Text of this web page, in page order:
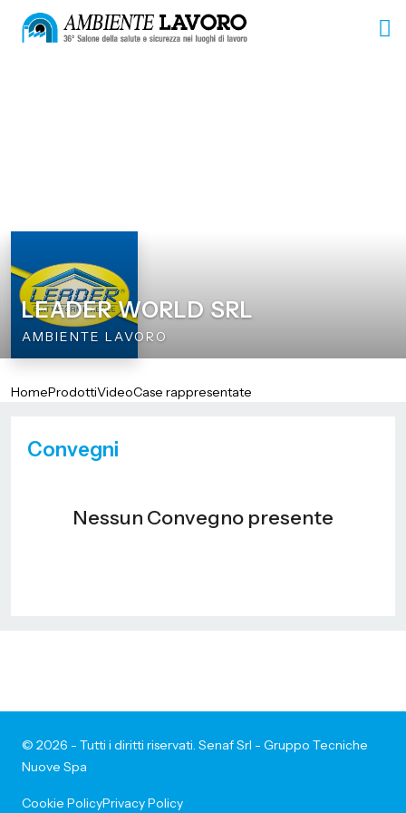
LEADER WORLD SRL
AMBIENTE LAVORO
HomeProdottiVideoCase rappresentate
Convegni
Nessun Convegno presente
© 2026 - Tutti i diritti riservati. Senaf Srl - Gruppo Tecniche
Nuove Spa
Cookie PolicyPrivacy Policy